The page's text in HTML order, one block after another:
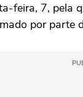
feira, 7, pela
por parte